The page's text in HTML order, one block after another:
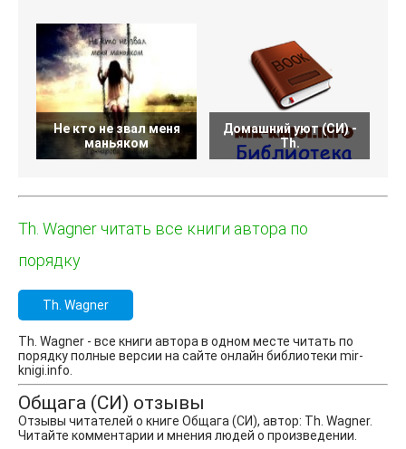
Не кто не звал меня
маньяком
Домашний уют (СИ) -
Th.
Th. Wagner читать все книги автора по
порядку
Th. Wagner
Th. Wagner - все книги автора в одном месте читать по
порядку полные версии на сайте онлайн библиотеки mir-
knigi.info.
Общага (СИ) отзывы
Отзывы читателей о книге Общага (СИ), автор: Th. Wagner.
Читайте комментарии и мнения людей о произведении.